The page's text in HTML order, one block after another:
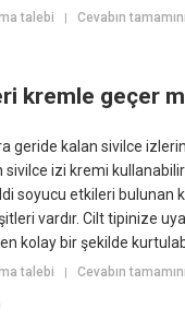
talebi |Cevabın
kremle geçer
geride kalan sivilce
izi kremi
soyucu etkileri bulunan
vardır. Cilt tipinize
kolay bir şekilde
talebi |Cevabın